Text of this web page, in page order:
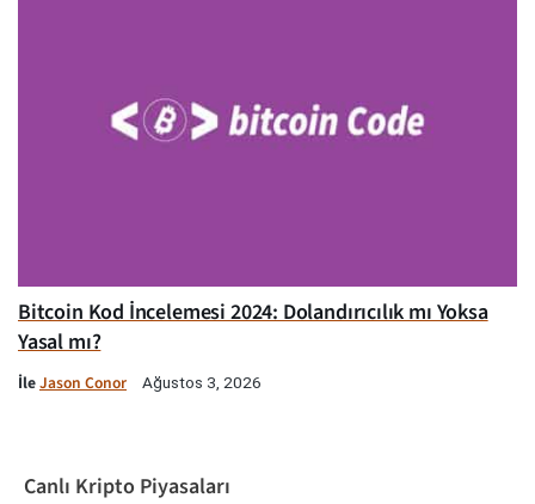
Bitcoin Kod İncelemesi 2024: Dolandırıcılık mı Yoksa
Yasal mı?
İleJason Conor Ağustos 3, 2026
Canlı Kripto Piyasaları